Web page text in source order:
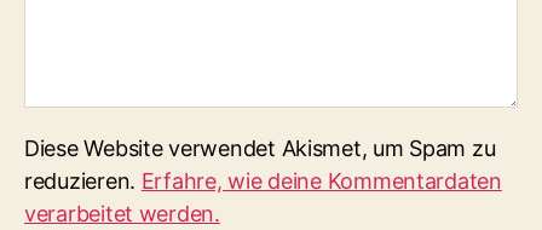
Diese Website verwendet Akismet, um Spam zu
reduzieren. Erfahre, wie deine Kommentardaten
verarbeitet werden.